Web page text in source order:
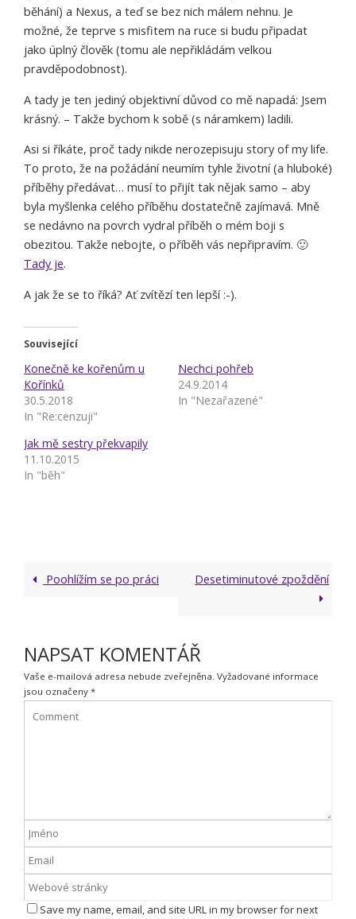
běhání) a Nexus, a teď se bez nich málem nehnu. Je
možné, že teprve s misfitem na ruce si budu připadat
jako úplný člověk (tomu ale nepřikládám velkou
pravděpodobnost).
A tady je ten jediný objektivní důvod co mě napadá: Jsem
krásný. – Takže bychom k sobě (s náramkem) ladili.
Asi si říkáte, proč tady nikde nerozepisuju story of my life.
To proto, že na požádání neumím tyhle životní (a hluboké)
příběhy předávat… musí to přijít tak nějak samo – aby
byla myšlenka celého příběhu dostatečně zajímavá. Mně
se nedávno na povrch vydral příběh o mém boji s
obezitou. Takže nebojte, o příběh vás nepřipravím. 🙂
Tady je.
A jak že se to říká? Ať zvítězí ten lepší :-).
Související
Konečně ke kořenům u
Kořínků
30.5.2018
In "Re:cenzuji"
Nechci pohřeb
24.9.2014
In "Nezařazené"
Jak mě sestry překvapily
11.10.2015
In "běh"
Poohlížím se po práci Desetiminutové zpoždění
NAPSAT KOMENTÁŘ
Vaše e-mailová adresa nebude zveřejněna. Vyžadované informace
jsou označeny *
Save my name, email, and site URL in my browser for next